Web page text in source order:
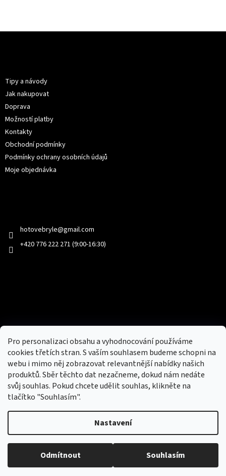
Pro personalizaci obsahu a vyhodnocování používáme
cookies třetích stran. S vaším souhlasem budeme schopni na
webu i mimo něj zobrazovat relevantnější nabídky našich
produktů. Sběr těchto dat nezačneme, dokud nám nedáte
svůj souhlas. Pokud chcete udělit souhlas, klikněte na
tlačítko "Souhlasím".
Nastavení
Odmítnout Souhlasím
Tipy a návody
Jak nakupovat
Doprava
Možností platby
Kontakty
Obchodní podmínky
Podmínky ochrany osobních údajů
Moje objednávka
hotovebryle@gmail.com
+420 776 222 271 (9:00-16:30)
Nový obchod s batohy, cestovními zavazadly, tašky a peněženky
Copyright 2026hotovebryle.cz
. Všechna práva